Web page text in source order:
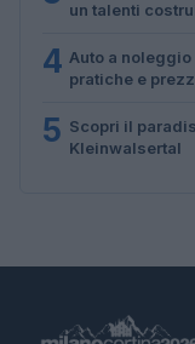
un talenti
4 Auto a
pratiche e
5 Scopri il
Kleinwalsertal